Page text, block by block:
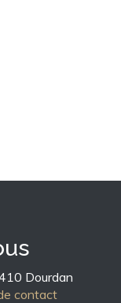
Dourdan
contact